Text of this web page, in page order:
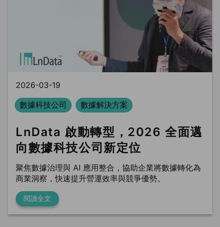
trung tâm dữ liệu
Phòng sạch dữ liệu
2026-03-19
數據科技公司
數據解決方案
LnData 啟動轉型，2026 全面邁
向數據科技公司新定位
聚焦數據治理與 AI 應用整合，協助企業將數據轉化為
商業洞察，快速提升營運效率與競爭優勢。
閱讀全文